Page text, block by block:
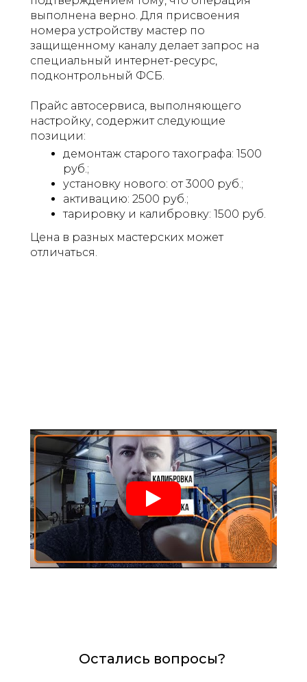
выполнена верно. Для присвоения
номера устройству мастер по
защищенному каналу делает запрос на
специальный интернет-ресурс,
подконтрольный ФСБ.
Прайс автосервиса, выполняющего
настройку, содержит следующие
позиции:
демонтаж старого тахографа: 1500
руб.;
установку нового: от 3000 руб.;
активацию: 2500 руб.;
тарировку и калибровку: 1500 руб.
Цена в разных мастерских может
отличаться.
Остались вопросы?